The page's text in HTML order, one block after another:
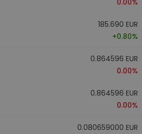
185.690 EUR
+0.80%
0.864596 EUR
0.00%
0.864596 EUR
0.00%
0.080659000 EUR